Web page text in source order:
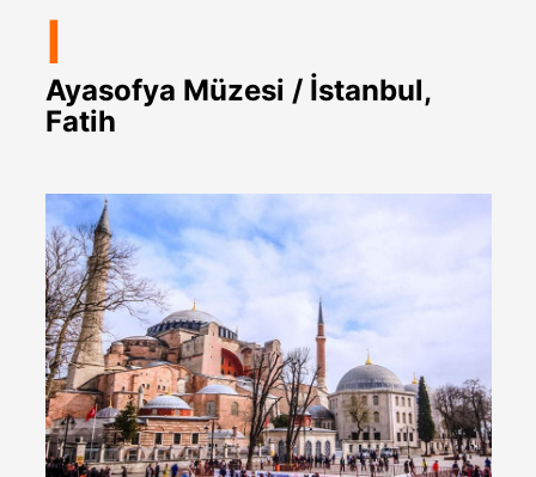
I
Ayasofya Müzesi / İstanbul,
Fatih